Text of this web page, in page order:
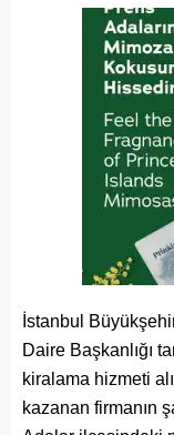
İstanbul
Daire Başkanlığı
kiralama hizmeti
kazanan firmanın